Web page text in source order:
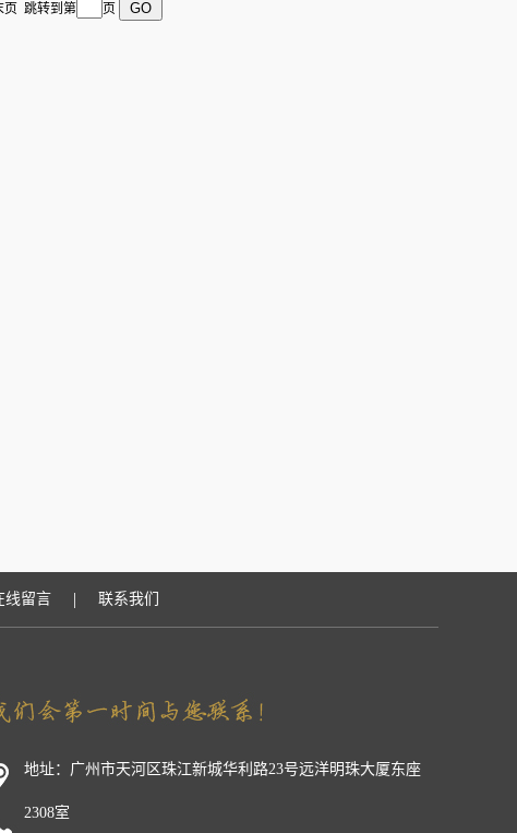
页 跳转到第 页
线留言 | 联系我们
地址：广州市天河区珠江新城华利路23号远洋明珠大厦东座
2308室